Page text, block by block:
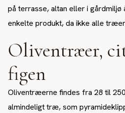
på terrasse, altan eller i
enkelte produkt, da ikke alle
Oliventræer,
figen
Oliventræerne findes fra 28 til
almindeligt træ, som